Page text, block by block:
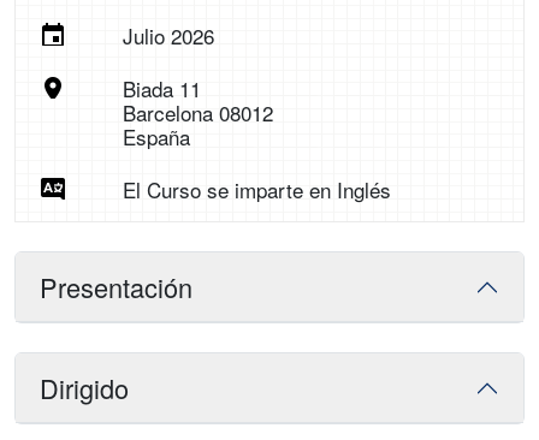
Julio 2026
Biada 11
Barcelona 08012
España
El Curso se imparte en Inglés
Presentación
Dirigido